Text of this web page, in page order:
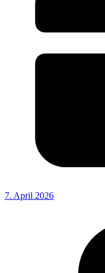
7. April 2026